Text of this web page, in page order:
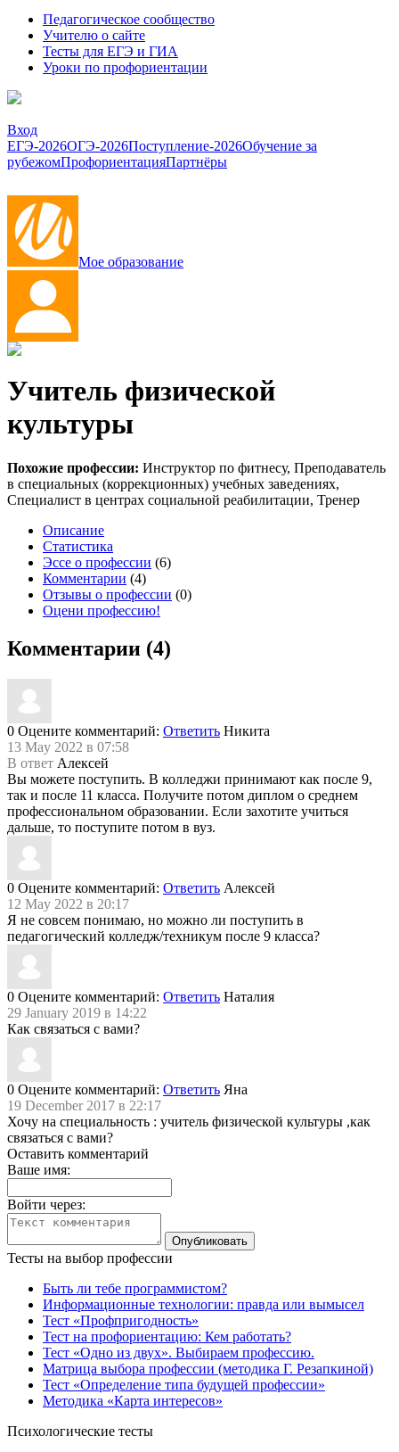
Педагогическое сообщество
Учителю о сайте
Тесты для ЕГЭ и ГИА
Уроки по профориентации
Вход
ЕГЭ-2026ОГЭ-2026Поступление-2026Обучение за
рубежомПрофориентацияПартнёры
Мое образование
Учитель физической
культуры
Похожие профессии: Инструктор по фитнесу, Преподаватель
в специальных (коррекционных) учебных заведениях,
Специалист в центрах социальной реабилитации, Тренер
Описание
Статистика
Эссе о профессии (6)
Комментарии (4)
Отзывы о профессии (0)
Оцени профессию!
Комментарии (4)
0 Оцените комментарий: Ответить Никита
13 May 2022 в 07:58
В ответ Алексей
Вы можете поступить. В колледжи принимают как после 9,
так и после 11 класса. Получите потом диплом о среднем
профессиональном образовании. Если захотите учиться
дальше, то поступите потом в вуз.
0 Оцените комментарий: Ответить Алексей
12 May 2022 в 20:17
Я не совсем понимаю, но можно ли поступить в
педагогический колледж/техникум после 9 класса?
0 Оцените комментарий: Ответить Наталия
29 January 2019 в 14:22
Как связаться с вами?
0 Оцените комментарий: Ответить Яна
19 December 2017 в 22:17
Хочу на специальность : учитель физической культуры ,как
связаться с вами?
Оставить комментарий
Ваше имя:
Войти через:
Тесты на выбор профессии
Быть ли тебе программистом?
Информационные технологии: правда или вымысел
Тест «Профпригодность»
Тест на профориентацию: Кем работать?
Тест «Одно из двух». Выбираем профессию.
Матрица выбора профессии (методика Г. Резапкиной)
Тест «Определение типа будущей профессии»
Методика «Карта интересов»
Психологические тесты